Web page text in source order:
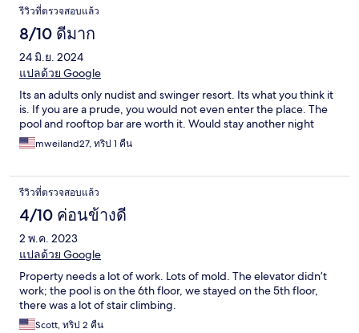
รีวิวที่ตรวจสอบแล้ว
8/10 ดีมาก
24 มิ.ย. 2024
แปลด้วย Google
Its an adults only nudist and swinger resort. Its what you think it
is. If you are a prude, you would not even enter the place. The
pool and rooftop bar are worth it. Would stay another night
mweiland27, ทริป 1 คืน
รีวิวที่ตรวจสอบแล้ว
4/10 ค่อนข้างดี
2 พ.ค. 2023
แปลด้วย Google
Property needs a lot of work. Lots of mold. The elevator didn’t
work; the pool is on the 6th floor, we stayed on the 5th floor,
there was a lot of stair climbing.
Scott, ทริป 2 คืน